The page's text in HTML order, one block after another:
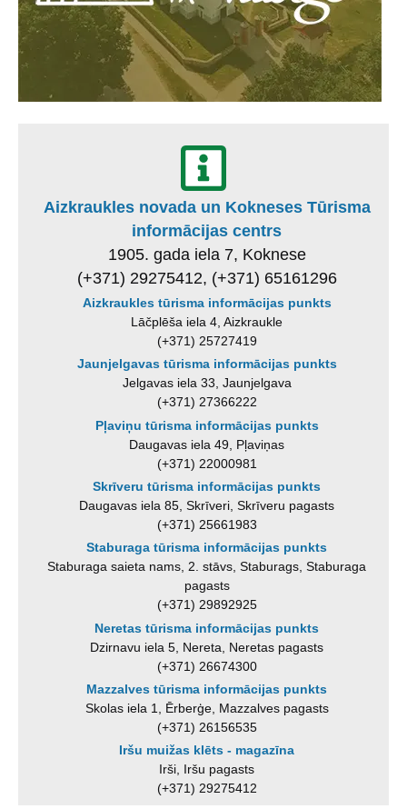
Aizkraukles novada un Kokneses Tūrisma
informācijas centrs
1905. gada iela 7, Koknese
(+371) 29275412, (+371) 65161296
Aizkraukles tūrisma informācijas punkts
Lāčplēša iela 4, Aizkraukle
(+371) 25727419
Jaunjelgavas tūrisma informācijas punkts
Jelgavas iela 33, Jaunjelgava
(+371) 27366222
Pļaviņu tūrisma informācijas punkts
Daugavas iela 49, Pļaviņas
(+371) 22000981
Skrīveru tūrisma informācijas punkts
Daugavas iela 85, Skrīveri, Skrīveru pagasts
(+371) 25661983
Staburaga tūrisma informācijas punkts
Staburaga saieta nams, 2. stāvs, Staburags, Staburaga
pagasts
(+371) 29892925
Neretas tūrisma informācijas punkts
Dzirnavu iela 5, Nereta, Neretas pagasts
(+371) 26674300
Mazzalves tūrisma informācijas punkts
Skolas iela 1, Ērberģe, Mazzalves pagasts
(+371) 26156535
Iršu muižas klēts - magazīna
Irši, Iršu pagasts
(+371) 29275412